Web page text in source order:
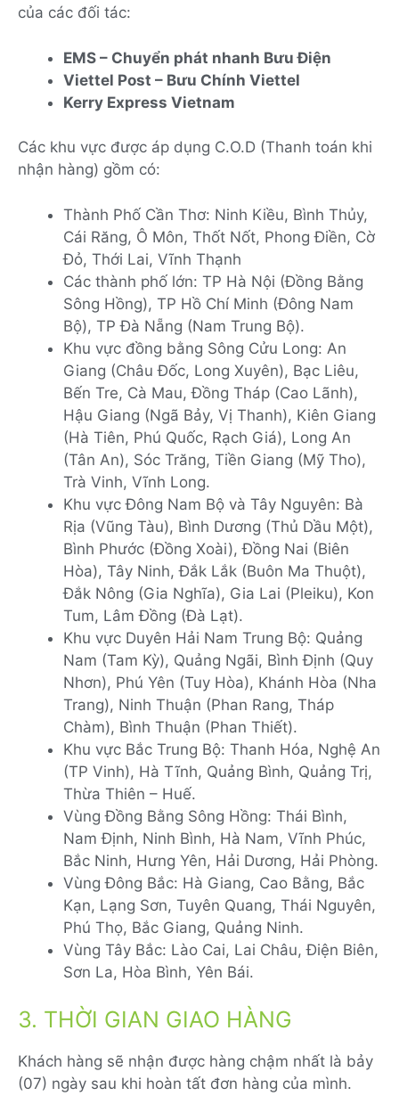
của các đối tác:
EMS – Chuyển phát nhanh Bưu Điện
Viettel Post – Bưu Chính Viettel
Kerry Express Vietnam
Các khu vực được áp dụng C.O.D (Thanh toán khi
nhận hàng) gồm có:
Thành Phố Cần Thơ: Ninh Kiều, Bình Thủy,
Cái Răng, Ô Môn, Thốt Nốt, Phong Điền, Cờ
Đỏ, Thới Lai, Vĩnh Thạnh
Các thành phố lớn: TP Hà Nội (Đồng Bằng
Sông Hồng), TP Hồ Chí Minh (Đông Nam
Bộ), TP Đà Nẵng (Nam Trung Bộ).
Khu vực đồng bằng Sông Cửu Long: An
Giang (Châu Đốc, Long Xuyên), Bạc Liêu,
Bến Tre, Cà Mau, Đồng Tháp (Cao Lãnh),
Hậu Giang (Ngã Bảy, Vị Thanh), Kiên Giang
(Hà Tiên, Phú Quốc, Rạch Giá), Long An
(Tân An), Sóc Trăng, Tiền Giang (Mỹ Tho),
Trà Vinh, Vĩnh Long.
Khu vực Đông Nam Bộ và Tây Nguyên: Bà
Rịa (Vũng Tàu), Bình Dương (Thủ Dầu Một),
Bình Phước (Đồng Xoài), Đồng Nai (Biên
Hòa), Tây Ninh, Đắk Lắk (Buôn Ma Thuột),
Đắk Nông (Gia Nghĩa), Gia Lai (Pleiku), Kon
Tum, Lâm Đồng (Đà Lạt).
Khu vực Duyên Hải Nam Trung Bộ: Quảng
Nam (Tam Kỳ), Quảng Ngãi, Bình Định (Quy
Nhơn), Phú Yên (Tuy Hòa), Khánh Hòa (Nha
Trang), Ninh Thuận (Phan Rang, Tháp
Chàm), Bình Thuận (Phan Thiết).
Khu vực Bắc Trung Bộ: Thanh Hóa, Nghệ An
(TP Vinh), Hà Tĩnh, Quảng Bình, Quảng Trị,
Thừa Thiên – Huế.
Vùng Đồng Bằng Sông Hồng: Thái Bình,
Nam Định, Ninh Bình, Hà Nam, Vĩnh Phúc,
Bắc Ninh, Hưng Yên, Hải Dương, Hải Phòng.
Vùng Đông Bắc: Hà Giang, Cao Bằng, Bắc
Kạn, Lạng Sơn, Tuyên Quang, Thái Nguyên,
Phú Thọ, Bắc Giang, Quảng Ninh.
Vùng Tây Bắc: Lào Cai, Lai Châu, Điện Biên,
Sơn La, Hòa Bình, Yên Bái.
3. THỜI GIAN GIAO HÀNG
Khách hàng sẽ nhận được hàng chậm nhất là bảy
(07) ngày sau khi hoàn tất đơn hàng của mình.